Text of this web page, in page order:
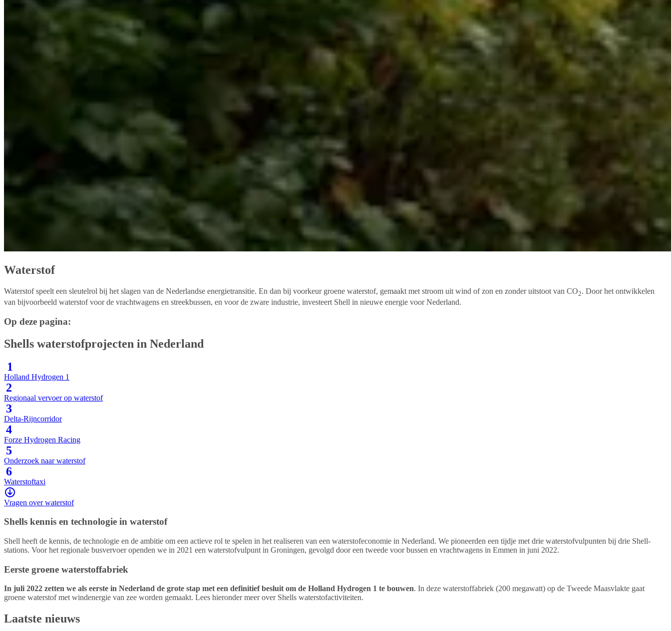
Waterstof
Waterstof speelt een sleutelrol bij het slagen van de Nederlandse energietransitie. En dan bij voorkeur groene waterstof, gemaakt met stroom uit wind of zon en zonder uitstoot van CO2. Door het ontwikkelen
van bijvoorbeeld waterstof voor de vrachtwagens en streekbussen, en voor de zware industrie, investeert Shell in nieuwe energie voor Nederland.
Op deze pagina:
Shells waterstofprojecten in Nederland
1
Holland Hydrogen 1
2
Regionaal vervoer op waterstof
3
Delta-Rijncorridor
4
Forze Hydrogen Racing
5
Onderzoek naar waterstof
6
Waterstoftaxi
Vragen over waterstof
Shells kennis en technologie in waterstof
Shell heeft de kennis, de technologie en de ambitie om een actieve rol te spelen in het realiseren van een waterstofeconomie in Nederland. We pioneerden een tijdje met drie waterstofvulpunten bij drie Shell-
stations. Voor het regionale busvervoer openden we in 2021 een waterstofvulpunt in Groningen, gevolgd door een tweede voor bussen en vrachtwagens in Emmen in juni 2022.
Eerste groene waterstoffabriek
In juli 2022 zetten we als eerste in Nederland de grote stap met een definitief besluit om de Holland Hydrogen 1 te bouwen. In deze waterstoffabriek (200 megawatt) op de Tweede Maasvlakte gaat
groene waterstof met windenergie van zee worden gemaakt. Lees hieronder meer over Shells waterstofactiviteiten.
Laatste nieuws